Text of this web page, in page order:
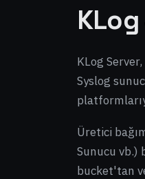
KLog
Syslog
Üretici
Sunucu vb.)
bucket'tan